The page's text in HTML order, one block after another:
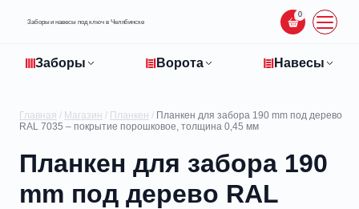
Заборы и навесы под ключ в Челябинске
0
Заборы Ворота Навесы
Главная / Магазин / Планкен / Планкен для забора 190 mm под дерево
RAL 7035 – покрытие порошковое, толщина 0,45 мм
Планкен для забора 190
mm под дерево RAL